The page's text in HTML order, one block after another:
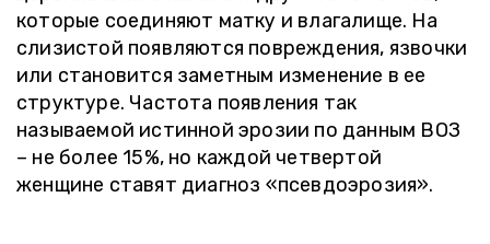
которые соединяют матку и влагалище. На
слизистой появляются повреждения, язвочки
или становится заметным изменение в ее
структуре. Частота появления так
называемой истинной эрозии по данным ВОЗ
– не более 15%, но каждой четвертой
женщине ставят диагноз «псевдоэрозия».